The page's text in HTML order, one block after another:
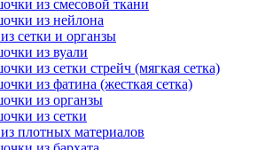
из смесовой ткани
из нейлона
сетки и органзы
из вуали
из сетки стрейч (мягкая сетка)
из фатина (жесткая сетка)
из органзы
из сетки
плотных материалов